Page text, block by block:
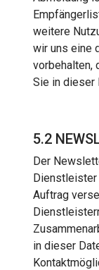
weitere
wir uns eine
vorbehalten,
Sie in dieser
5.2
Der
Dienstleister
Auftrag
in dieser